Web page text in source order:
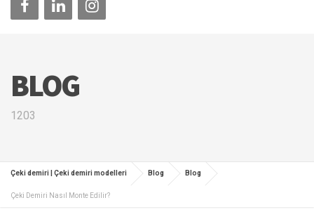
BLOG
1203
Çeki demiri | Çeki demiri modelleri Blog Blog
Çeki Demiri Nasıl Monte Edilir?